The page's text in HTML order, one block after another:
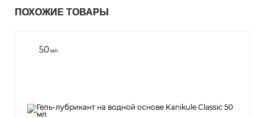
ПОХОЖИЕ ТОВАРЫ
50мл